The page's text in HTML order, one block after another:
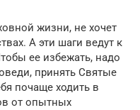
жизни, не хочет
А эти шаги ведут к
ее избежать, надо
принять Святые
почаще ходить в
от опытных